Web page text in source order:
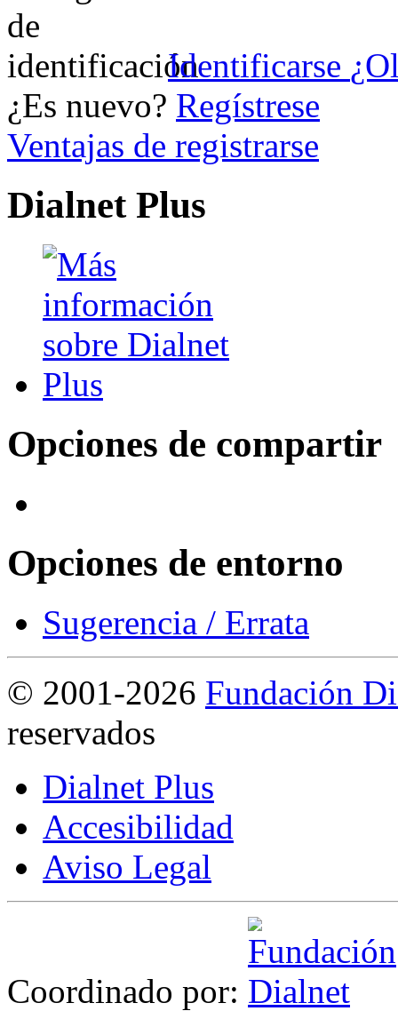
Identificarse
¿Es nuevo? Regístrese
Ventajas de registrarse
Dialnet Plus
Opciones de compartir
Opciones de entorno
Sugerencia / Errata
© 2001-2026 Fundación
reservados
Dialnet Plus
Accesibilidad
Aviso Legal
Coordinado por: